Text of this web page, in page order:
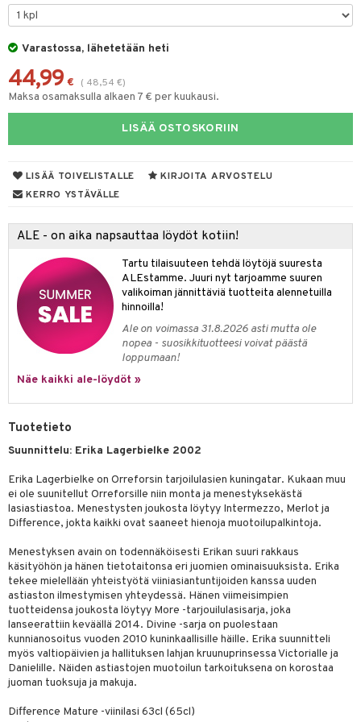
Varastossa, lähetetään heti
44,99 € ( 48,54 €)
Maksa osamaksulla alkaen 7 € per kuukausi.
LISÄÄ OSTOSKORIIN
LISÄÄ TOIVELISTALLE
KIRJOITA ARVOSTELU
KERRO YSTÄVÄLLE
ALE - on aika napsauttaa löydöt kotiin!
Tartu tilaisuuteen tehdä löytöjä suuresta
ALEstamme. Juuri nyt tarjoamme suuren
valikoiman jännittäviä tuotteita alennetuilla
hinnoilla!
Ale on voimassa 31.8.2026 asti mutta ole
nopea - suosikkituotteesi voivat päästä
loppumaan!
Näe kaikki ale-löydöt »
Tuotetieto
Suunnittelu: Erika Lagerbielke 2002
Erika Lagerbielke on Orreforsin tarjoilulasien kuningatar. Kukaan muu
ei ole suunitellut Orreforsille niin monta ja menestyksekästä
lasiastiastoa. Menestysten joukosta löytyy Intermezzo, Merlot ja
Difference, jokta kaikki ovat saaneet hienoja muotoilupalkintoja.
Menestyksen avain on todennäköisesti Erikan suuri rakkaus
käsityöhön ja hänen tietotaitonsa eri juomien ominaisuuksista. Erika
tekee mielellään yhteistyötä viiniasiantuntijoiden kanssa uuden
astiaston ilmestymisen yhteydessä. Hänen viimeisimpien
tuotteidensa joukosta löytyy More -tarjouilulasisarja, joka
lanseerattiin keväällä 2014. Divine -sarja on puolestaan
kunnianosoitus vuoden 2010 kuninkaallisille häille. Erika suunnitteli
myös valtiopäivien ja hallituksen lahjan kruunuprinsessa Victorialle ja
Danielille. Näiden astiastojen muotoilun tarkoituksena on korostaa
juoman tuoksuja ja makuja.
Difference Mature -viinilasi 63cl (65cl)
Maustemyllyt
/ Outdoor
& Vihannesveitset
sisustus
tarvikkeita
koristelu
säilytys
tekstiilit
& Tyynyliinat
& Peitot
& Koukut
& Korit
& Veistokset
Art
& Lyhdyt
& Hyllyt
& Koukut
& Korit
tekstiilit
tekstiilit
tekstiilit
& Tyynyliinat
hyönteissuoja
ruokinta
& Lyhdyt
& vastauksia